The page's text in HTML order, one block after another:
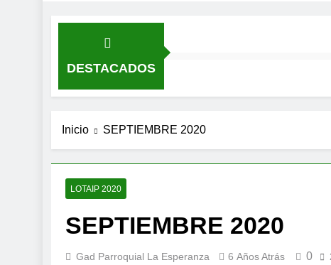
DESTACADOS
Inicio SEPTIEMBRE 2020
LOTAIP 2020
SEPTIEMBRE 2020
Gad Parroquial La Esperanza 6 Años Atrás 0